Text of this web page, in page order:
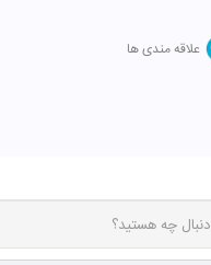
علاقه مندی ها